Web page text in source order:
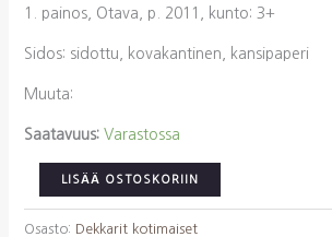
1. painos, Otava, p. 2011, kunto: 3+
Sidos: sidottu, kovakantinen, kansipaperi
Muuta:
Saatavuus: Varastossa
Nuotio,
Eppu:
Loppu
LISÄÄ OSTOSKORIIN
Osasto: Dekkarit kotimaiset